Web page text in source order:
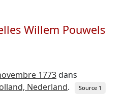
Willem Pouwels
1773dans
Nederland. Source 1